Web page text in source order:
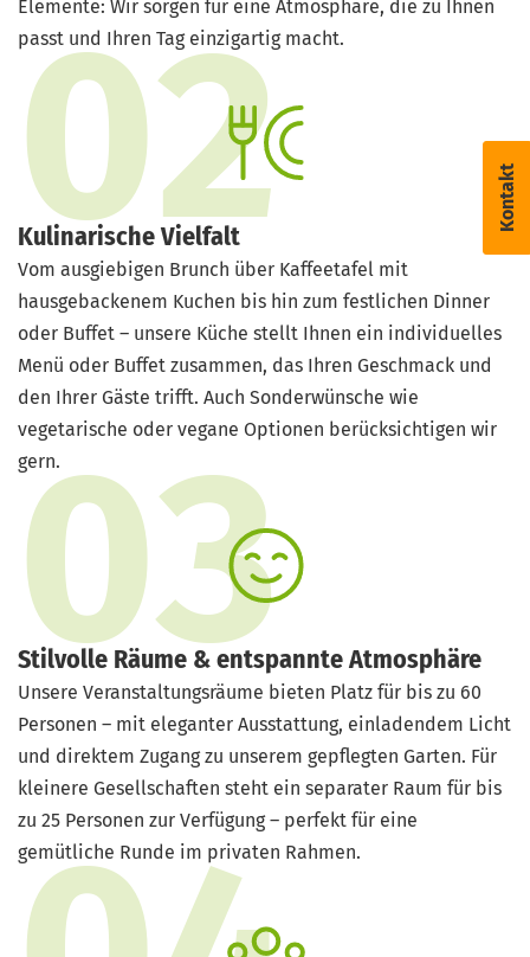
Elemente: Wir sorgen für eine Atmosphäre, die zu Ihnen
passt und Ihren Tag einzigartig macht.
Kulinarische Vielfalt
Vom ausgiebigen Brunch über Kaffeetafel mit
hausgebackenem Kuchen bis hin zum festlichen Dinner
oder Buffet – unsere Küche stellt Ihnen ein individuelles
Menü oder Buffet zusammen, das Ihren Geschmack und
den Ihrer Gäste trifft. Auch Sonderwünsche wie
vegetarische oder vegane Optionen berücksichtigen wir
gern.
Stilvolle Räume & entspannte Atmosphäre
Unsere Veranstaltungsräume bieten Platz für bis zu 60
Personen – mit eleganter Ausstattung, einladendem Licht
und direktem Zugang zu unserem gepflegten Garten. Für
kleinere Gesellschaften steht ein separater Raum für bis
zu 25 Personen zur Verfügung – perfekt für eine
gemütliche Runde im privaten Rahmen.
Kontakt